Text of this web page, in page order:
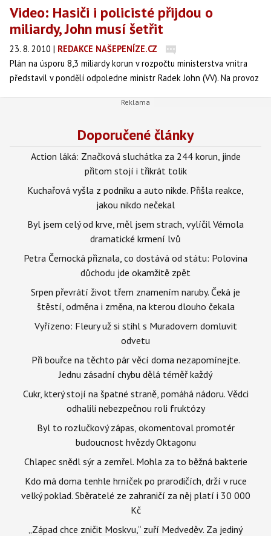
Video: Hasiči i policisté přijdou o
miliardy, John musí šetřit
23. 8. 2010 | REDAKCE NAŠEPENÍZE.CZ
Plán na úsporu 8,3 miliardy korun v rozpočtu ministerstva vnitra
představil v pondělí odpoledne ministr Radek John (VV). Na provoz
miliard korun, prohlásil John na tiskové konferenci.
Doporučené články
Action láká: Značková sluchátka za 244 korun, jinde
přitom stojí i třikrát tolik
Kuchařová vyšla z podniku a auto nikde. Přišla reakce,
jakou nikdo nečekal
Byl jsem celý od krve, měl jsem strach, vylíčil Vémola
dramatické krmení lvů
Petra Černocká přiznala, co dostává od státu: Polovina
důchodu jde okamžitě zpět
Srpen převrátí život třem znamením naruby. Čeká je
štěstí, odměna i změna, na kterou dlouho čekala
Vyřízeno: Fleury už si stihl s Muradovem domluvit
odvetu
Při bouřce na těchto pár věcí doma nezapomínejte.
Jednu zásadní chybu dělá téměř každý
Cukr, který stojí na špatné straně, pomáhá nádoru. Vědci
odhalili nebezpečnou roli fruktózy
Byl to rozlučkový zápas, okomentoval promotér
budoucnost hvězdy Oktagonu
Chlapec snědl sýr a zemřel. Mohla za to běžná bakterie
Kdo má doma tenhle hrníček po prarodičích, drží v ruce
velký poklad. Sběratelé ze zahraničí za něj platí i 30 000
Kč
„Západ chce zničit Moskvu,“ zuří Medveděv. Za jediný